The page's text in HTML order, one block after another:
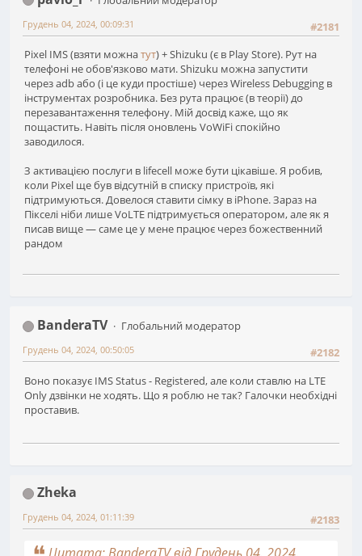
#2181
Грудень 04, 2024, 00:09:31
Pixel IMS (взяти можнатут) + Shizuku (є в Play Store). Рут на
телефоні не обов'язково мати. Shizuku можна запустити
через adb або (і це куди простіше) через Wireless Debugging в
інструментах розробника. Без рута працює (в теорії) до
перезавантаження телефону. Мій досвід каже, що як
пощастить. Навіть після оновлень VoWiFi спокійно
заводилося.
З активацією послуги в lifecell може бути цікавіше. Я робив,
коли Pixel ще був відсутній в списку пристроїв, які
підтримуються. Довелося ставити сімку в iPhone. Зараз на
Пікселі ніби лише VoLTE підтримується оператором, але як я
писав вище — саме це у мене працює через божественний
рандом
BanderaTV
Глобальний модератор
#2182
Грудень 04, 2024, 00:50:05
Воно показує IMS Status - Registered, але коли ставлю на LTE
Only дзвінки не ходять. Що я роблю не так? Галочки необхідні
проставив.
Zheka
#2183
Грудень 04, 2024, 01:11:39